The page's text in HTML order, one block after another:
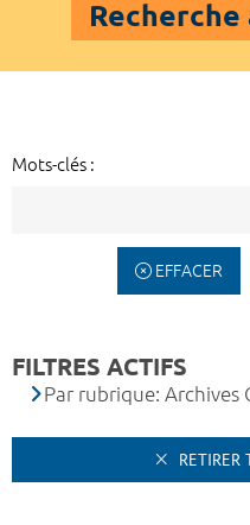
Recherche
Mots-clés :
EFFACER
FILTRES ACTIFS
Par rubrique: Archives
RETIRER